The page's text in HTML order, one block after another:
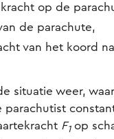
op de
de parachute,
van het koord
situatie weer,
parachutist
F1op